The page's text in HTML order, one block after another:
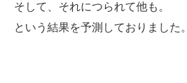
そして、それにつられて他も。
という結果を予測しておりました。